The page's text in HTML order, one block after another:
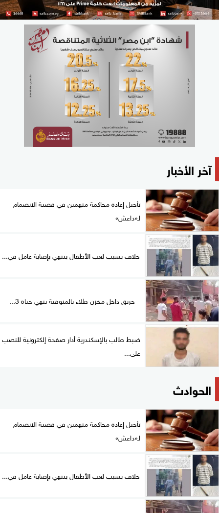
آخر الأخبار
تأجيل إعادة محاكمة متهمين في قضية الانضمام
لـ«داعش»
خلاف بسبب لعب الأطفال ينتهي بإصابة عامل في...
حريق داخل مخزن طلاء بالمنوفية ينهي حياة 3...
ضبط طالب بالإسكندرية أدار صفحة إلكترونية للنصب
على...
الحوادث
تأجيل إعادة محاكمة متهمين في قضية الانضمام
لـ«داعش»
خلاف بسبب لعب الأطفال ينتهي بإصابة عامل في...